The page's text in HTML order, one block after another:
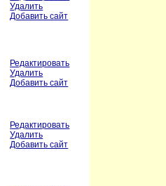
Удалить
Добавить сайт
Редактировать
Удалить
Добавить сайт
Редактировать
Удалить
Добавить сайт